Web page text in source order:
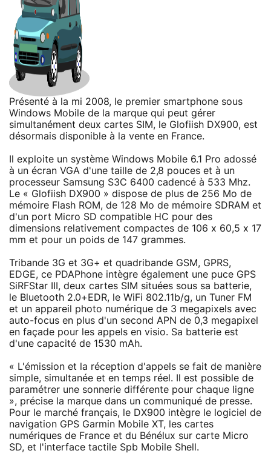
Présenté à la mi 2008, le premier smartphone sous
Windows Mobile de la marque qui peut gérer
simultanément deux cartes SIM, le Glofiish DX900, est
désormais disponible à la vente en France.
Il exploite un système Windows Mobile 6.1 Pro adossé
à un écran VGA d'une taille de 2,8 pouces et à un
processeur Samsung S3C 6400 cadencé à 533 Mhz.
Le « Glofiish DX900 » dispose de plus de 256 Mo de
mémoire Flash ROM, de 128 Mo de mémoire SDRAM et
d'un port Micro SD compatible HC pour des
dimensions relativement compactes de 106 x 60,5 x 17
mm et pour un poids de 147 grammes.
Tribande 3G et 3G+ et quadribande GSM, GPRS,
EDGE, ce PDAPhone intègre également une puce GPS
SiRFStar III, deux cartes SIM situées sous sa batterie,
le Bluetooth 2.0+EDR, le WiFi 802.11b/g, un Tuner FM
et un appareil photo numérique de 3 megapixels avec
auto-focus en plus d'un second APN de 0,3 megapixel
en façade pour les appels en visio. Sa batterie est
d'une capacité de 1530 mAh.
« L'émission et la réception d'appels se fait de manière
simple, simultanée et en temps réel. Il est possible de
paramétrer une sonnerie différente pour chaque ligne
», précise la marque dans un communiqué de presse.
Pour le marché français, le DX900 intègre le logiciel de
navigation GPS Garmin Mobile XT, les cartes
numériques de France et du Bénélux sur carte Micro
SD, et l'interface tactile Spb Mobile Shell.